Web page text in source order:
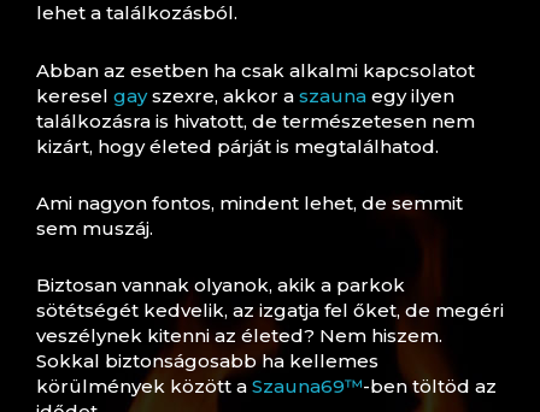
lehet a találkozásból.
Abban az esetben ha csak alkalmi kapcsolatot
keresel gayszexre, akkor a szauna egy ilyen
találkozásra is hivatott, de természetesen nem
kizárt, hogy életed párját is megtalálhatod.
Ami nagyon fontos, mindent lehet, de semmit
sem muszáj.
Biztosan vannak olyanok, akik a parkok
sötétségét kedvelik, az izgatja fel őket, de megéri
veszélynek kitenni az életed? Nem hiszem.
Sokkal biztonságosabb ha kellemes
körülmények között a Szauna69™-ben töltöd az